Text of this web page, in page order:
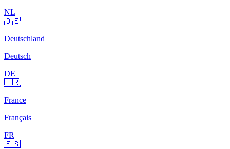
NL
🇩🇪
Deutschland
Deutsch
DE
🇫🇷
France
Français
FR
🇪🇸